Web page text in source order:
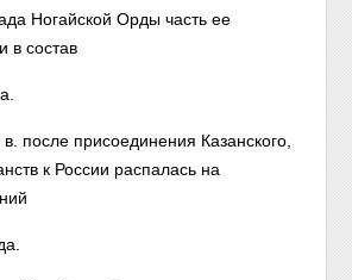
Ногайской Орды часть ее
в состав
после присоединения Казанского,
к России распалась на